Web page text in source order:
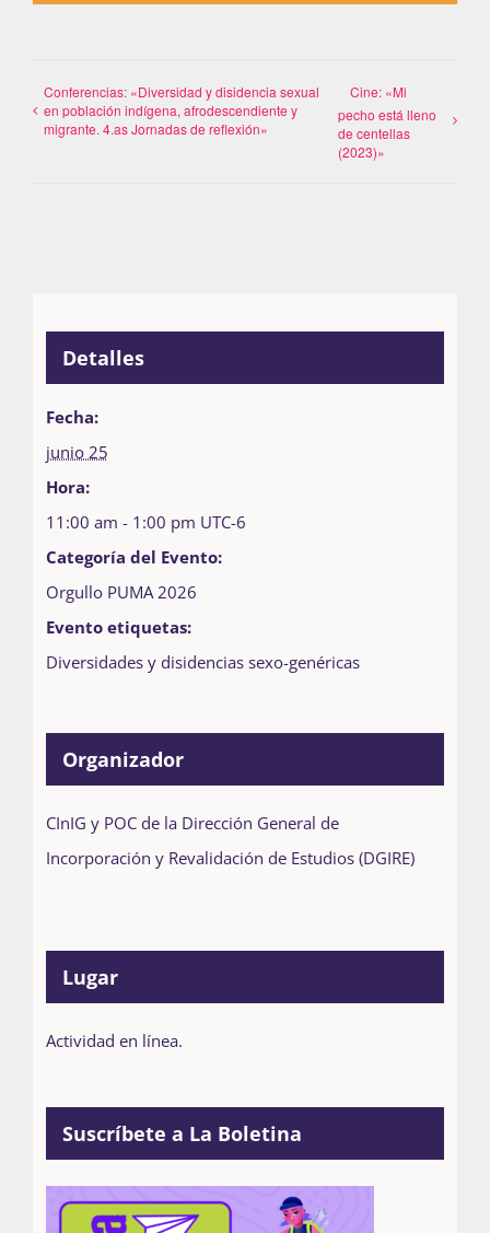
Conferencias: «Diversidad y disidencia sexual
en población indígena, afrodescendiente y
migrante. 4.as Jornadas de reflexión»
Cine: «Mi
pecho está lleno
de centellas
(2023)»
Detalles
Fecha:
junio 25
Hora:
11:00 am - 1:00 pm UTC-6
Categoría del Evento:
Orgullo PUMA 2026
Evento etiquetas:
Diversidades y disidencias sexo-genéricas
Organizador
CInIG y POC de la Dirección General de
Incorporación y Revalidación de Estudios (DGIRE)
Lugar
Actividad en línea.
Suscríbete a La Boletina